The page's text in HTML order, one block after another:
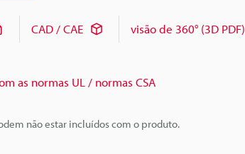
não estar incluídos com o produto.
CAD / CAE visão de 360° (3D PDF)
as normas UL / normas CSA